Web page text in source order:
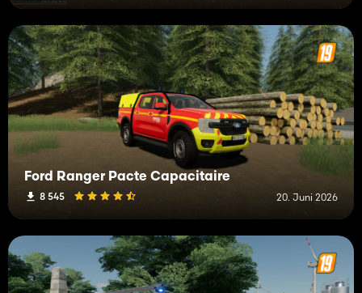
Ford Ranger Pacte Capacitaire
8 545 20. Juni 2026